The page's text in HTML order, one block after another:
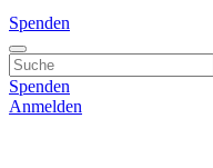
Spenden
Spenden
Anmelden